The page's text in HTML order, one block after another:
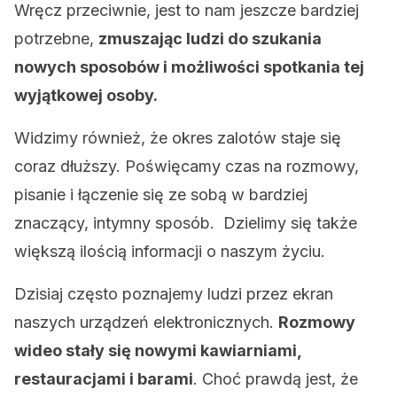
Wręcz przeciwnie, jest to nam jeszcze bardziej
potrzebne, zmuszając ludzi do szukania
nowych sposobów i możliwości spotkania tej
wyjątkowej osoby.
Widzimy również, że okres zalotów staje się
coraz dłuższy. Poświęcamy czas na rozmowy,
pisanie i łączenie się ze sobą w bardziej
znaczący, intymny sposób. Dzielimy się także
większą ilością informacji o naszym życiu.
Dzisiaj często poznajemy ludzi przez ekran
naszych urządzeń elektronicznych. Rozmowy
wideo stały się nowymi kawiarniami,
restauracjami i barami. Choć prawdą jest, że